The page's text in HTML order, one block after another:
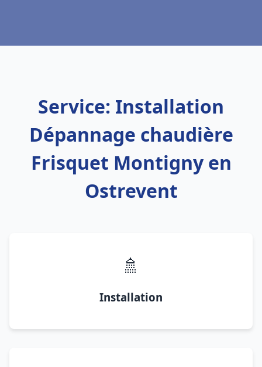
Service: Installation
Dépannage chaudière
Frisquet Montigny en
Ostrevent
🚿
Installation